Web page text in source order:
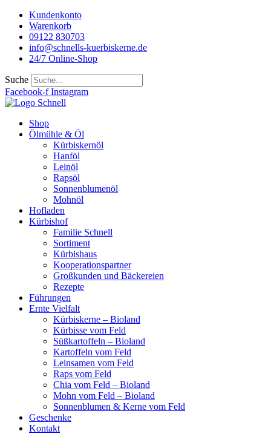
Kundenkonto
Warenkorb
09122 830703
info@schnells-kuerbiskerne.de
24/7 Online-Shop
Suche
Facebook-f Instagram
Shop
Ölmühle & Öl
Kürbiskernöl
Hanföl
Leinöl
Rapsöl
Sonnenblumenöl
Mohnöl
Hofladen
Kürbishof
Familie Schnell
Sortiment
Kürbishaus
Kooperationspartner
Großkunden und Bäckereien
Rezepte
Führungen
Ernte Vielfalt
Kürbiskerne – Bioland
Kürbisse vom Feld
Süßkartoffeln – Bioland
Kartoffeln vom Feld
Leinsamen vom Feld
Raps vom Feld
Chia vom Feld – Bioland
Mohn vom Feld – Bioland
Sonnenblumen & Kerne vom Feld
Geschenke
Kontakt